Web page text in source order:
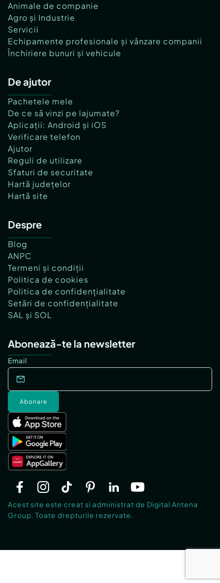
Animale de companie
Agro și Industrie
Servicii
Echipamente profesionale și vânzare companii
Închiriere bunuri și vehicule
De ajutor
Pachetele mele
De ce să vinzi pe lajumate?
Aplicații: Android și iOS
Verificare telefon
Ajutor
Reguli de utilizare
Sfaturi de securitate
Hartă județelor
Hartă site
Despre
Blog
ANPC
Termeni și condiții
Politica de cookies
Politica de confidențialitate
Setări de confidențialitate
SAL și SOL
Abonează-te la newsletter
Email
Abonare
Acest site este creat si administrat de Digital Antena
Group. Toate drepturile rezervate.